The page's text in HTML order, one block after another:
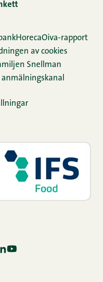
HorecaOiva-rapport
av cookies
Snellman
YouTube